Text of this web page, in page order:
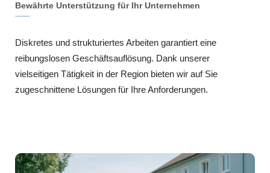
Bewährte Unterstützung für Ihr Unternehmen
Diskretes und strukturiertes Arbeiten garantiert eine
reibungslosen Geschäftsauflösung. Dank unserer
vielseitigen Tätigkeit in der Region bieten wir auf Sie
zugeschnittene Lösungen für Ihre Anforderungen.